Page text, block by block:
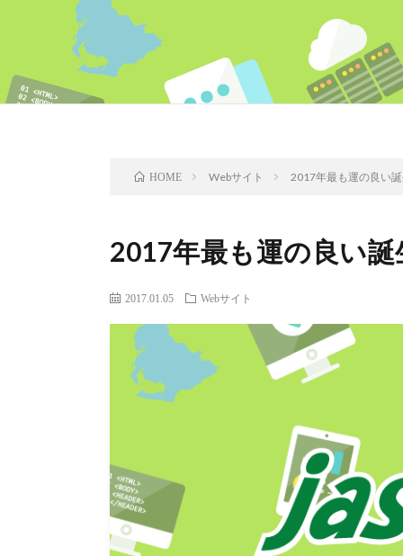
HOME Webサイト 2017年最も運の良い
2017年最も運の良い誕
2017.01.05 Webサイト